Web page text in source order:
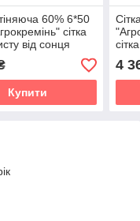
60% 6*50
сітка
від сонця
Купити
сітка
4